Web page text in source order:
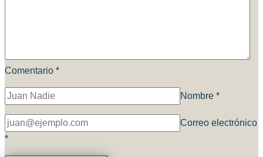
Comentario *
Nombre *
Correo electrónico
*